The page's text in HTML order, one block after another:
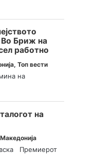
Во Бриж на
работно
,Топ вести
на
на
Македонија
Премиерот